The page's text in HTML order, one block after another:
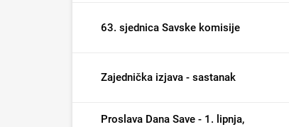
63. sjednica Savske komisije
Zajednička izjava - sastanak
Proslava Dana Save - 1. lipnja,